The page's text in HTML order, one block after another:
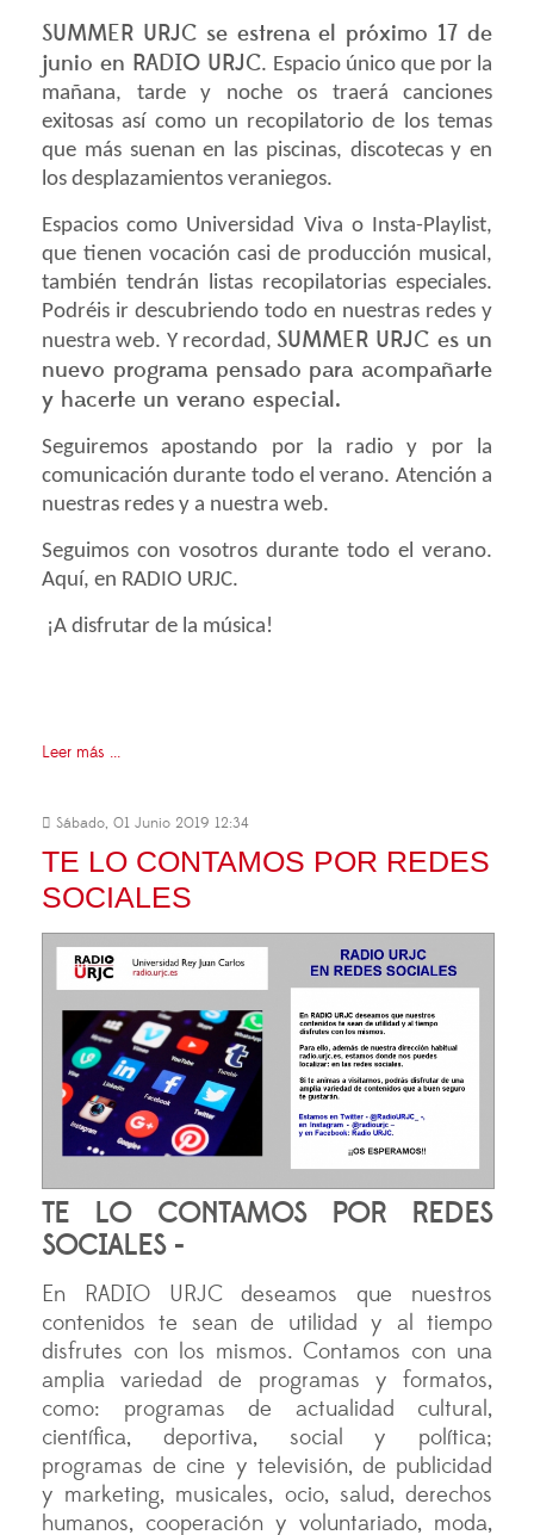
SUMMER URJC se estrena el próximo 17 de
junio en RADIO URJC. Espacio único que por la
mañana, tarde y noche os traerá canciones
exitosas así como un recopilatorio de los temas
que más suenan en las piscinas, discotecas y en
los desplazamientos veraniegos.
Espacios como Universidad Viva o Insta-Playlist,
que tienen vocación casi de producción musical,
también tendrán listas recopilatorias especiales.
Podréis ir descubriendo todo en nuestras redes y
nuestra web. Y recordad, SUMMER URJC es un
nuevo programa pensado para acompañarte
y hacerte un verano especial.
Seguiremos apostando por la radio y por la
comunicación durante todo el verano. Atención a
nuestras redes y a nuestra web.
Seguimos con vosotros durante todo el verano.
Aquí, en RADIO URJC.
¡A disfrutar de la música!
Leer más ...
Sábado, 01 Junio 2019 12:34
TE LO CONTAMOS POR REDES
SOCIALES
TE LO CONTAMOS POR REDES
SOCIALES -
En RADIO URJC deseamos que nuestros
contenidos te sean de utilidad y al tiempo
disfrutes con los mismos. Contamos con una
amplia variedad de programas y formatos,
como: programas de actualidad cultural,
científica, deportiva, social y política;
programas de cine y televisión, de publicidad
y marketing, musicales, ocio, salud, derechos
humanos, cooperación y voluntariado, moda,